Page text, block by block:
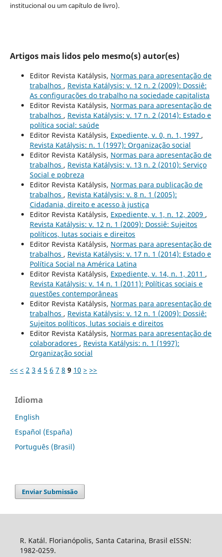
institucional ou um capítulo de livro).
Artigos mais lidos pelo mesmo(s) autor(es)
Editor Revista Katálysis, Normas para apresentação de
trabalhos , Revista Katálysis: v. 12 n. 2 (2009): Dossiê:
As configurações do trabalho na sociedade capitalista
Editor Revista Katálysis, Normas para apresentação de
trabalhos , Revista Katálysis: v. 17 n. 2 (2014): Estado e
política social: saúde
Editor Revista Katálysis, Expediente, v. 0, n. 1, 1997 ,
Revista Katálysis: n. 1 (1997): Organização social
Editor Revista Katálysis, Normas para apresentação de
trabalhos , Revista Katálysis: v. 13 n. 2 (2010): Serviço
Social e pobreza
Editor Revista Katálysis, Normas para publicação de
trabalhos , Revista Katálysis: v. 8 n. 1 (2005):
Cidadania, direito e acesso à justiça
Editor Revista Katálysis, Expediente, v. 1, n. 12, 2009 ,
Revista Katálysis: v. 12 n. 1 (2009): Dossiê: Sujeitos
políticos, lutas sociais e direitos
Editor Revista Katálysis, Normas para apresentação de
trabalhos , Revista Katálysis: v. 17 n. 1 (2014): Estado e
Política Social na América Latina
Editor Revista Katálysis, Expediente, v. 14, n. 1, 2011 ,
Revista Katálysis: v. 14 n. 1 (2011): Políticas sociais e
questões contemporâneas
Editor Revista Katálysis, Normas para apresentação de
trabalhos , Revista Katálysis: v. 12 n. 1 (2009): Dossiê:
Sujeitos políticos, lutas sociais e direitos
Editor Revista Katálysis, Normas para apresentação de
colaboradores , Revista Katálysis: n. 1 (1997):
Organização social
<< < 2 3 4 5 6 7 8 9 10 > >>
Idioma
English
Español (España)
Português (Brasil)
Enviar Submissão
R. Katál. Florianópolis, Santa Catarina, Brasil eISSN:
1982-0259.